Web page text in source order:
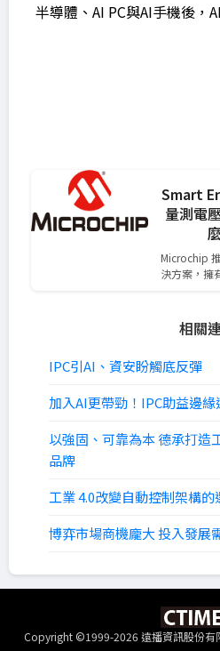
半導體、AI PC與AI手機後，
Smart
量測電
Microchip
決方案，擁
相關
IPC引AI、資安盼觸底反彈
加入AI更帶勁！IPC助益邊
以強固、可靠為本 德承打造
品牌
工業 4.0改變自動控制架構的
博弈市場商機龐大 投入發展
Copyright ©1999-2026 遠播資訊股份有